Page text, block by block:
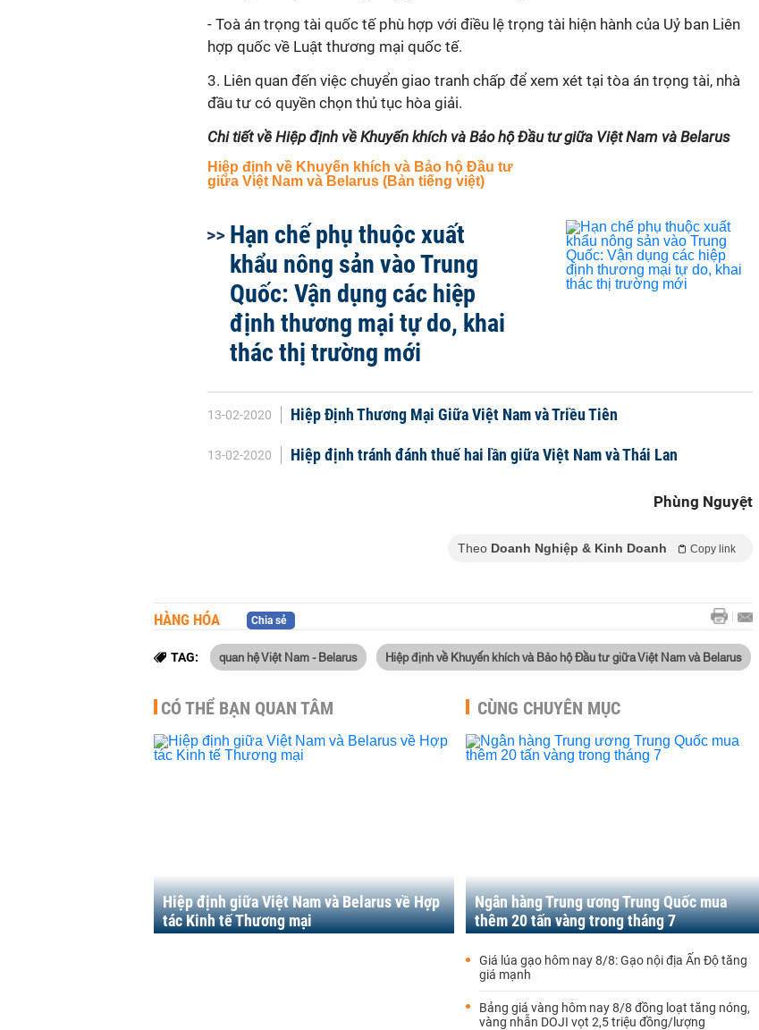
- Toà án trọng tài quốc tế phù hợp với điều lệ trọng tài hiện hành của Uỷ ban Liên
hợp quốc về Luật thương mại quốc tế.
3. Liên quan đến việc chuyển giao tranh chấp để xem xét tại tòa án trọng tài, nhà
đầu tư có quyền chọn thủ tục hòa giải.
Chi tiết về Hiệp định về Khuyến khích và Bảo hộ Đầu tư giữa Việt Nam và Belarus
Hiệp định về Khuyến khích và Bảo hộ Đầu tư
giữa Việt Nam và Belarus (Bản tiếng việt)
Hạn chế phụ thuộc xuất
khẩu nông sản vào Trung
Quốc: Vận dụng các hiệp
định thương mại tự do, khai
thác thị trường mới
13-02-2020 Hiệp Định Thương Mại Giữa Việt Nam và Triều Tiên
13-02-2020 Hiệp định tránh đánh thuế hai lần giữa Việt Nam và Thái Lan
Phùng Nguyệt
Theo Doanh Nghiệp & Kinh Doanh Copy link
HÀNG HÓA Chia sẻ
TAG: quan hệ Việt Nam - Belarus Hiệp định về Khuyến khích và Bảo hộ Đầu tư giữa Việt Nam và Belarus
CÓ THỂ BẠN QUAN TÂM
Hiệp định giữa Việt Nam và Belarus về Hợp
tác Kinh tế Thương mại
CÙNG CHUYÊN MỤC
Ngân hàng Trung ương Trung Quốc mua
thêm 20 tấn vàng trong tháng 7
Giá lúa gạo hôm nay 8/8: Gạo nội địa Ấn Độ tăng
giá mạnh
Bảng giá vàng hôm nay 8/8 đồng loạt tăng nóng,
vàng nhẫn DOJI vọt 2,5 triệu đồng/lượng